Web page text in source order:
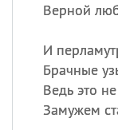
Верной
И
Брачные
Ведь это
Замужем